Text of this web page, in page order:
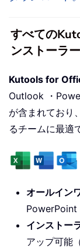
すべての
ンストーラ
Kutools for
Outlook ・
が含まれており
るチームに最適
オールイン
PowerPoint
インストー
アップ可能